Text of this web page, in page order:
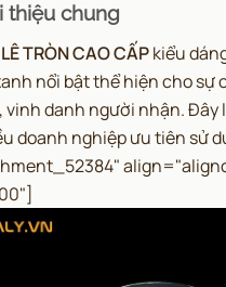
thiệu chung
TRÒN CAO CẤPkiểu
nổi bật thể hiện cho sự
vinh danh người nhận. Đây
doanh nghiệp ưu tiên sử